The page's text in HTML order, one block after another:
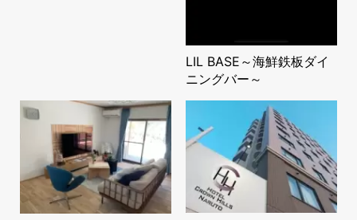
LIL BASE～海鮮鉄板ダイ
ニングバー～